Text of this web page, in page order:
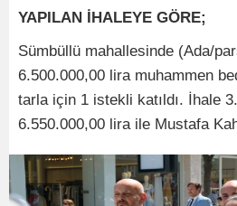
YAPILAN İHALEYE GÖRE;
Sümbüllü mahallesinde (Ada/
6.500.000,00 lira muhammen
tarla için 1 istekli katıldı. İhale
6.550.000,00 lira ile Mustafa